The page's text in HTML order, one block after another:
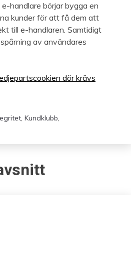
handlare börjar bygga en
kunder för att få dem att
till e-handlaren. Samtidigt
av användares
dör krävs
, Kundklubb,